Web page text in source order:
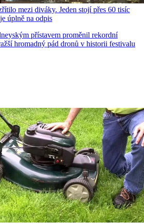
mezi diváky. Jeden stojí přes 60 tisíc
úplně na odpis
přístavem proměnil rekordní
hromadný pád dronů v historii festivalu